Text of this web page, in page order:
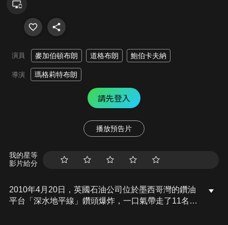
演員 麥加伯頓布朗 道格布朗 鮑伯卡夫納
導演 瑪格莉特布朗
請先登入
播放預告片
我的星等
影片給分
2010年4月20日，英國石油公司位於墨西哥灣的鑽油
平台「深水地平線」鑽頭爆炸，一口氣帶走了11名工